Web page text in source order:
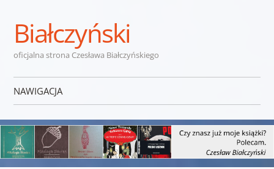
Białczyński
oficjalna strona Czesława Białczyńskiego
NAWIGACJA